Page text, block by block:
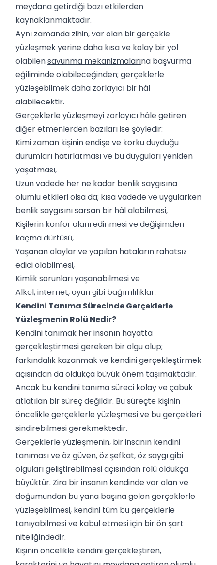
meydana getirdiği bazı etkilerden
kaynaklanmaktadır.
Aynı zamanda zihin, var olan bir gerçekle
yüzleşmek yerine daha kısa ve kolay bir yol
olabilensavunma mekanizmalarına başvurma
eğiliminde olabileceğinden; gerçeklerle
yüzleşebilmek daha zorlayıcı bir hâl
alabilecektir.
Gerçeklerle yüzleşmeyi zorlayıcı hâle getiren
diğer etmenlerden bazıları ise şöyledir:
Kimi zaman kişinin endişe ve korku duyduğu
durumları hatırlatması ve bu duyguları yeniden
yaşatması,
Uzun vadede her ne kadar benlik saygısına
olumlu etkileri olsa da; kısa vadede ve uygularken
benlik saygısını sarsan bir hâl alabilmesi,
Kişilerin konfor alanı edinmesi ve değişimden
kaçma dürtüsü,
Yaşanan olaylar ve yapılan hataların rahatsız
edici olabilmesi,
Kimlik sorunları yaşanabilmesi ve
Alkol, internet, oyun gibi bağımlılıklar.
Kendini Tanıma Sürecinde Gerçeklerle
Yüzleşmenin Rolü Nedir?
Kendini tanımak her insanın hayatta
gerçekleştirmesi gereken bir olgu olup;
farkındalık kazanmak ve kendini gerçekleştirmek
açısından da oldukça büyük önem taşımaktadır.
Ancak bu kendini tanıma süreci kolay ve çabuk
atlatılan bir süreç değildir. Bu süreçte kişinin
öncelikle gerçeklerle yüzleşmesi ve bu gerçekleri
sindirebilmesi gerekmektedir.
Gerçeklerle yüzleşmenin, bir insanın kendini
tanıması veöz güven,öz şefkat,öz saygıgibi
olguları geliştirebilmesi açısından rolü oldukça
büyüktür. Zira bir insanın kendinde var olan ve
doğumundan bu yana başına gelen gerçeklerle
yüzleşebilmesi, kendini tüm bu gerçeklerle
tanıyabilmesi ve kabul etmesi için bir ön şart
niteliğindedir.
Kişinin öncelikle kendini gerçekleştiren,